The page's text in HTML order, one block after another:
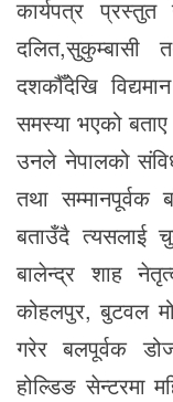
कार्यपत्र प्रस्तुत
दलित,सुकुम्बासी
दशकौँदेखि
समस्या भएको
उनले नेपालको
तथा सम्मानपूर्वक
बताउँदै त्यसलाई
बालेन्द्र शाह
कोहलपुर, बुटवल
गरेर बलपूर्वक
होल्डिङ सेन्टरमा